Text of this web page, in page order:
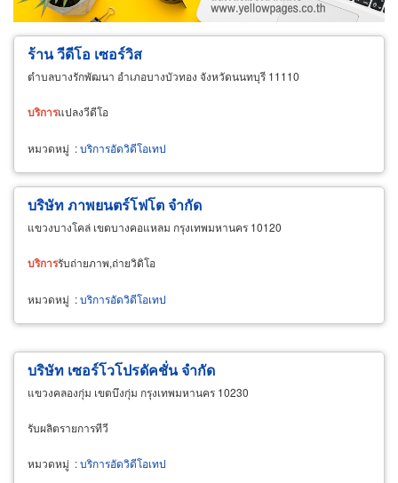
ผู้ส่งออก/นำเข้า
ธุรกิจบริการ
ร้าน วีดีโอ เซอร์วิส
ตำบลบางรักพัฒนา อำเภอบางบัวทอง จังหวัดนนทบุรี 11110
บริการแปลงวีดีโอ
หมวดหมู่ :บริการอัดวิดีโอเทป
บริษัท ภาพยนตร์โฟโต จำกัด
แขวงบางโคล่ เขตบางคอแหลม กรุงเทพมหานคร 10120
บริการรับถ่ายภาพ,ถ่ายวิดิโอ
หมวดหมู่ :บริการอัดวิดีโอเทป
บริษัท เซอร์โวโปรดัคชั่น จำกัด
แขวงคลองกุ่ม เขตบึงกุ่ม กรุงเทพมหานคร 10230
รับผลิตรายการทีวี
หมวดหมู่ :บริการอัดวิดีโอเทป